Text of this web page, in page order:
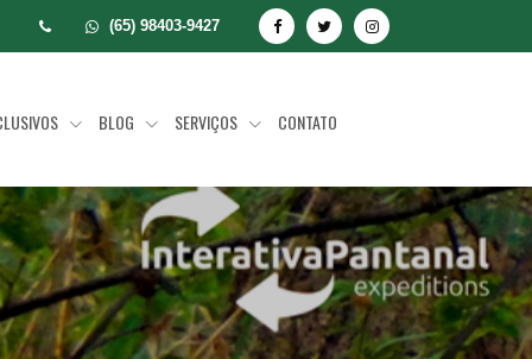
(65) 98403-9427
BLOG SERVIÇOS CONTATO